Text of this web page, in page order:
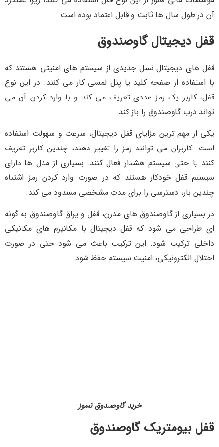
آن در طول سال ها ثابت و قابل اعتماد بوده است.
قفل دیجیتال گاوصندوق
قفل های دیجیتال نسل جدیدی از سیستم های امنیتی هستند که
با استفاده از صفحه کلید یا پنل لمسی کار می کنند. در این نوع
قفل، کاربر یک رمز عددی تعریف می کند و با وارد کردن آن می
تواند درب گاوصندوق را باز کند.
یکی از مهم ترین مزایای قفل دیجیتال، سرعت و سهولت استفاده
است. کاربران می توانند رمز را تغییر دهند، چندین کاربر تعریف
کنند یا حتی سیستم هشدار فعال کنند. بسیاری از مدل ها دارای
سیستم قفل خودکار هستند که در صورت وارد کردن رمز اشتباه
چندین بار، دسترسی را برای مدت مشخصی مسدود می کند.
در بسیاری از گاوصندوق های مدرن، قفل و یراق گاوصندوق به گونه
ای طراحی می شود که قفل دیجیتال با مکانیزم های مکانیکی
داخلی ترکیب شود. این ترکیب باعث می شود حتی در صورت
اختلال الکترونیکی، امنیت سیستم حفظ شود.
خرید گاوصندوق نسوز
قفل بیومتریک گاوصندوق